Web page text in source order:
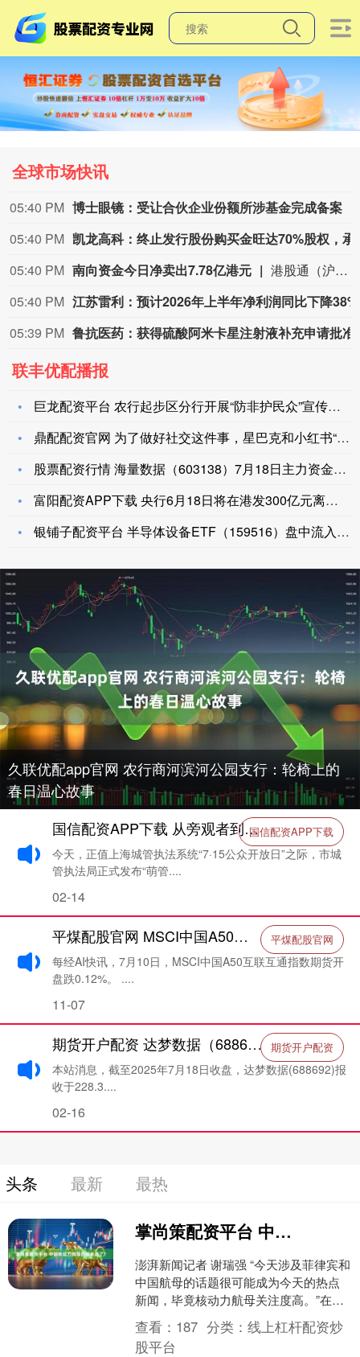
全球市场快讯
05:40 PM 博士眼镜：受让合伙企业份额所涉基金完成备案
05:40 PM
05:40 PM 南向资金今日净卖出7.78亿港元
港股通（沪）方面，MINIMAX-W、中芯国际分别获净买入13.22亿港元、2.60亿港元；腾讯控股净卖出额居首，金额为9.05亿港元；港股通（深）方面，MINIMAX-W、药明生物分别获净买入9.03亿港元、7.78亿港元；腾讯控股净卖出额居首，金额为12.83亿港元。
05:40 PM
05:39 PM
联丰优配播报
巨龙配资平台 农行起步区分行开展“防非护民众”宣传活动，筑牢
鼎配配资官网 为了做好社交这件事，星巴克和小红书“牵手”了
股票配资行情 海量数据（603138）7月18日主力资金净买
富阳配资APP下载 央行6月18日将在港发300亿元离岸央票
银铺子配资平台 半导体设备ETF（159516）盘中流入超3
久联优配app官网 农行商河滨河公园支行：轮椅上的
春日温心故事
国信配资APP下载 从旁观者到城市治理主人翁，市城管执法局发布“萌管来了”志愿服务品牌_青年_人人国信配资APP下载
今天，正值上海城管执法系统“7·15公众开放日”之际，市城
管执法局正式发布“萌管....
02-14
平煤配股官网 MSCI中国A50互联互通指数期货开盘跌0.12%_每日经济新闻 平煤配股官网
每经AI快讯，7月10日，MSCI中国A50互联互通指数期货开
盘跌0.12%。 ....
11-07
期货开户配资 达梦数据（688692）7月18日主力资金净买入3178.66万元 期货开户配资
本站消息，截至2025年7月18日收盘，达梦数据(688692)报
收于228.3....
02-16
头条 最新 最热
掌尚策配资平台 中国核动力航母的脚步近了？
澎湃新闻记者 谢瑞强 “今天涉及菲律宾和
中国航母的话题很可能成为今天的热点
新闻，毕竟核动力航母关注度高。”在国
防部例行记者会结束后，一位同行与记
者交流时第一句话....
查看： 187 分类：线上杠杆配资炒
股平台